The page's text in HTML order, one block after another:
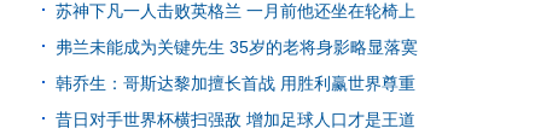
苏神下凡一人击败英格兰 一月前他还坐在轮椅上
弗兰未能成为关键先生 35岁的老将身影略显落寞
韩乔生：哥斯达黎加擅长首战 用胜利赢世界尊重
昔日对手世界杯横扫强敌 增加足球人口才是王道